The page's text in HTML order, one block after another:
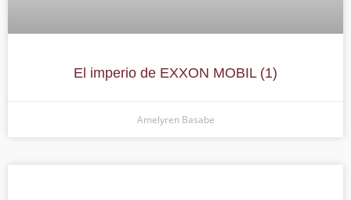
El imperio de EXXON MOBIL (1)
Amelyren Basabe